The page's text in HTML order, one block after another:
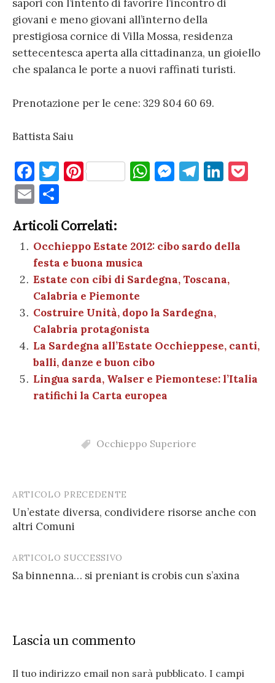
sapori con l’intento di favorire l’incontro di
giovani e meno giovani all’interno della
prestigiosa cornice di Villa Mossa, residenza
settecentesca aperta alla cittadinanza, un gioiello
che spalanca le porte a nuovi raffinati turisti.
Prenotazione per le cene: 329 804 60 69.
Battista Saiu
F
a
c
e
b
o
o
k
T
te
r
Pi
es
t
W
A
p
p
M
g
er
T
a
Li
dI
E
m
ai
l
n
di
vi
di
Articoli Correlati:
Occhieppo Estate 2012: cibo sardo della
festa e buona musica
Estate con cibi di Sardegna, Toscana,
Calabria e Piemonte
Costruire Unità, dopo la Sardegna,
Calabria protagonista
La Sardegna all’Estate Occhieppese, canti,
balli, danze e buon cibo
Lingua sarda, Walser e Piemontese: l’Italia
ratifichi la Carta europea
Occhieppo Superiore
Post
navigation
ARTICOLO PRECEDENTE
Un’estate diversa, condividere risorse anche con
altri Comuni
ARTICOLO SUCCESSIVO
Sa binnenna… si preniant is crobis cun s’axina
Lascia un commento
Il tuo indirizzo email non sarà pubblicato. I campi